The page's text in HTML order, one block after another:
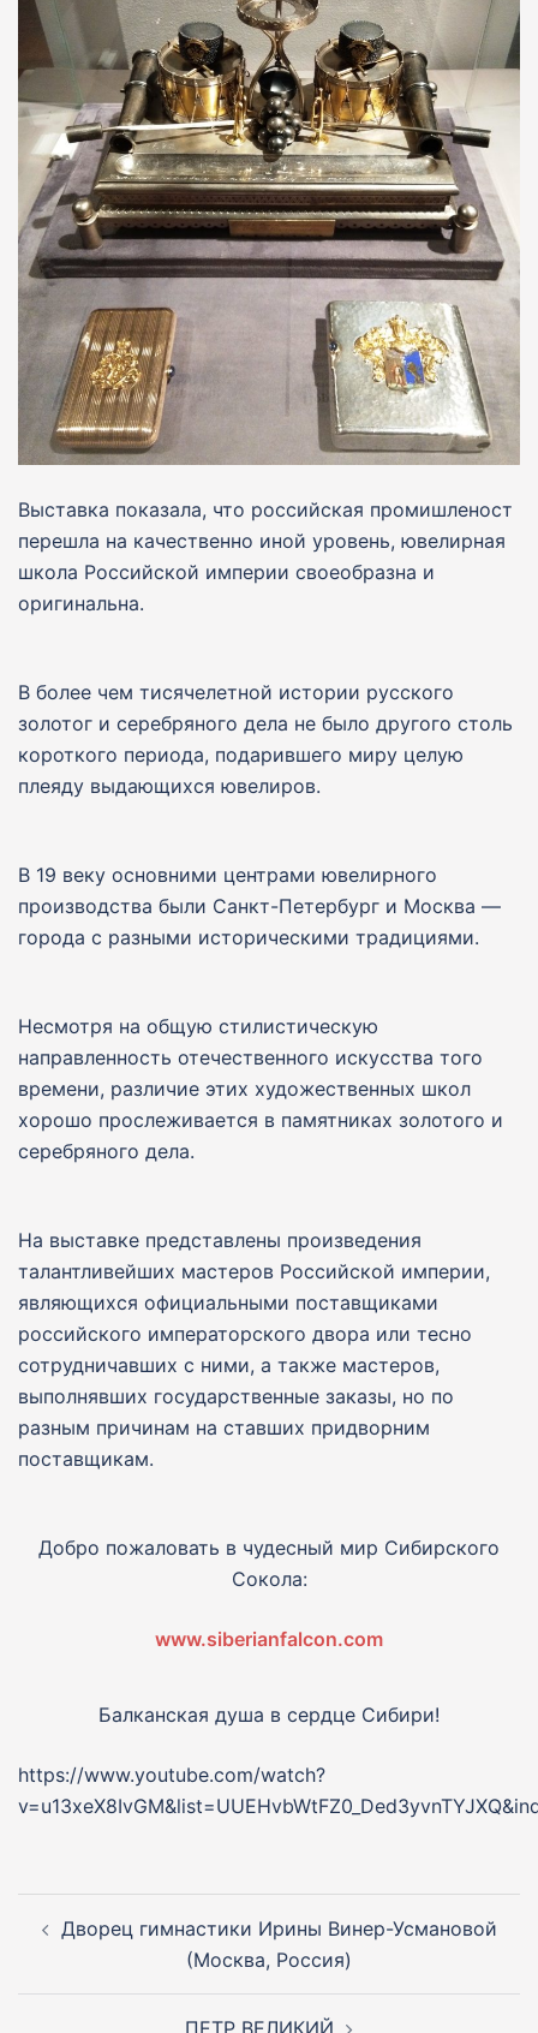
Выставка показала, что российская промишленост
перешла на качественно иной уровень, ювелирная
школа Российской империи своеобразна и
оригинальна.
В более чем тисячелетной истории русского
золотог и серебряного дела не было другого столь
короткого периода, подарившего миру целую
плеяду выдающихся ювелиров.
В 19 веку основними центрами ювелирного
производства были Санкт-Петербург и Москва —
города с разными историческими традициями.
Несмотря на общую стилистическую
направленность отечественного искусства того
времени, различие этих художественных школ
хорошо прослеживается в памятниках золотого и
серебряного дела.
На выставке представлены произведения
талантливейших мастеров Российской империи,
являющихся официальными поставщиками
российского императорского двора или тесно
сотрудничавших с ними, а также мастеров,
выполнявших государственные заказы, но по
разным причинам на ставших придворним
поставщикам.
Добро пожаловать в чудесный мир Сибирского
Сокола:
www.siberianfalcon.com
Балканская душа в сердце Сибири!
https://www.youtube.com/watch?
Навигация
по Дворец гимнастики Ирины Винер-Усмановой
(Москва, Россия)
ПЕТР ВЕЛИКИЙ